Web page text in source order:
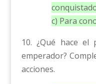
c) Para
10. ¿Qué hace
emperador?
acciones.